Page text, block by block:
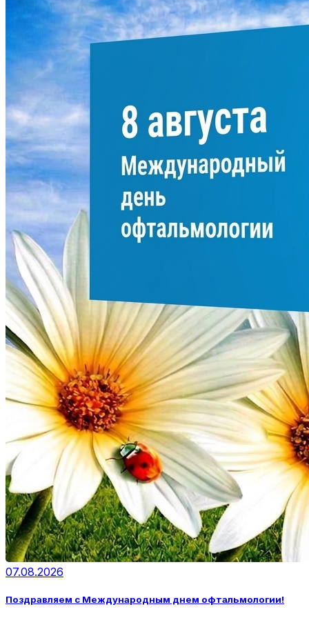
07.08.2026
Поздравляем с Международным днем офтальмологии!